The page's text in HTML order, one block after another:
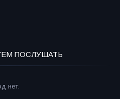
ПОСЛУШАТЬ
нет.